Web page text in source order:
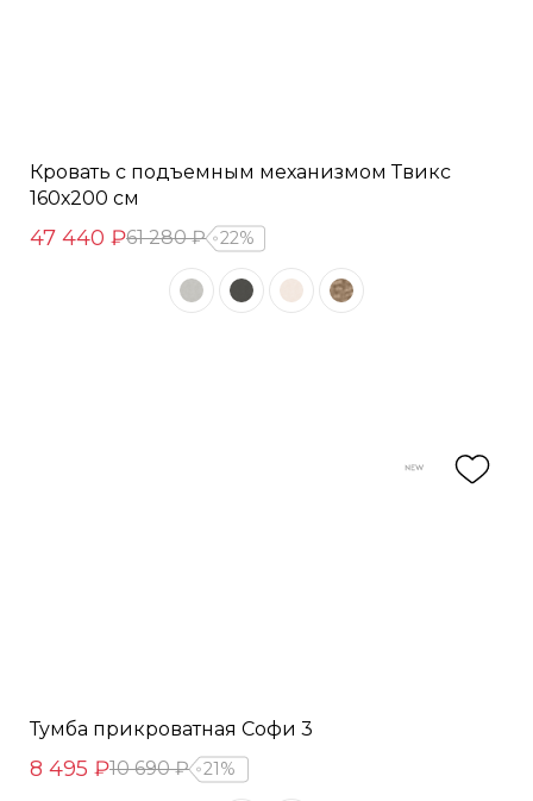
Кровать с подъемным механизмом Твикс
160х200 см
47 440 ₽61 280 ₽ 22%
Тумба прикроватная Софи 3
8 495 ₽10 690 ₽ 21%